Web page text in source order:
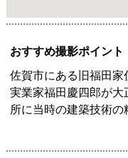
おすすめ撮影ポイント
佐賀市にある旧福田家
実業家福田慶四郎が
所に当時の建築技術の